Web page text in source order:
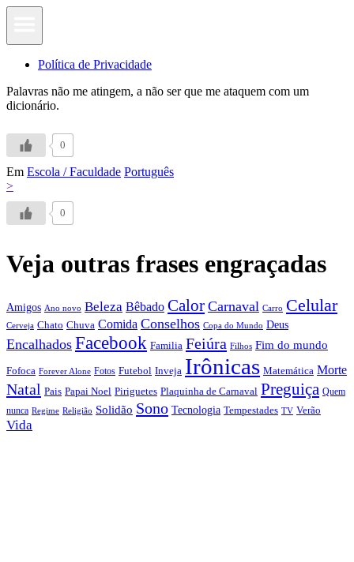
Política de Privacidade
Palavras não me atingem, a não ser que me ataquem com um
dicionário.
0
Em Escola / Faculdade Português
>
0
Veja outras frases engraçadas
Amigos Ano novo Beleza Bêbado Calor Carnaval Carro Celular
Cerveja Chato Chuva Comida Conselhos Copa do Mundo Deus
Encalhados Facebook Familia Feiúra Filhos Fim do mundo
Fofoca Forever Alone Fotos Futebol Inveja Irônicas Matemática Morte
Natal Pais Papai Noel Piriguetes Plaquinha de Carnaval Preguiça Quem
nunca Regime Religião Solidão Sono Tecnologia Tempestades TV Verão
Vida